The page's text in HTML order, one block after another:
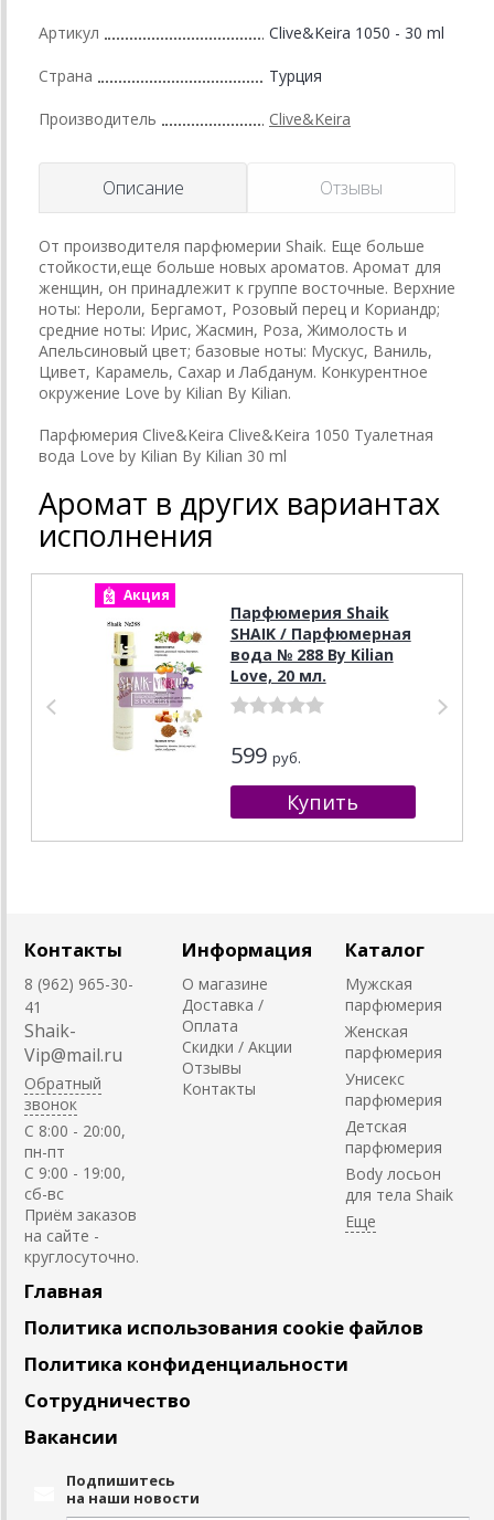
Артикул Clive&Keira 1050 - 30 ml
Страна Турция
Производитель Clive&Keira
Описание Отзывы
От производителя парфюмерии Shaik. Еще больше
стойкости,еще больше новых ароматов. Аромат для
женщин, он принадлежит к группе восточные. Верхние
ноты: Нероли, Бергамот, Розовый перец и Кориандр;
средние ноты: Ирис, Жасмин, Роза, Жимолость и
Апельсиновый цвет; базовые ноты: Мускус, Ваниль,
Цивет, Карамель, Сахар и Лабданум. Конкурентное
окружение Love by Kilian By Kilian.
Парфюмерия Clive&Keira Clive&Keira 1050 Туалетная
вода Love by Kilian By Kilian 30 ml
Аромат в других вариантах
исполнения
Акция
Парфюмерия Shaik
SHAIK / Парфюмерная
вода № 288 By Kilian
Love, 20 мл.
599 руб.
Контакты
8 (962) 965-30-
41
Shaik-
Vip@mail.ru
Обратный
звонок
C 8:00 - 20:00,
пн-пт
С 9:00 - 19:00,
сб-вс
Приём заказов
на сайте -
круглосуточно.
Информация
О магазине
Доставка /
Оплата
Скидки / Акции
Отзывы
Контакты
Каталог
Мужская
парфюмерия
Женская
парфюмерия
Унисекс
парфюмерия
Детская
парфюмерия
Body лосьон
для тела Shaik
Главная
Политика использования cookie файлов
Политика конфиденциальности
Сотрудничество
Вакансии
Подпишитесь
на наши новости